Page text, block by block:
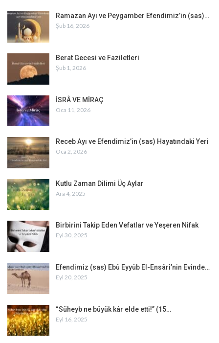
Ramazan Ayı ve Peygamber Efendimiz’in (sas)…
Şub 16, 2026
Berat Gecesi ve Faziletleri
Şub 1, 2026
İSRÂ VE MİRAÇ
Oca 11, 2026
Receb Ayı ve Efendimiz’in (sas) Hayatındaki Yeri
Oca 2, 2026
Kutlu Zaman Dilimi Üç Aylar
Ara 4, 2025
Birbirini Takip Eden Vefatlar ve Yeşeren Nifak
Eyl 30, 2025
Efendimiz (sas) Ebû Eyyûb El-Ensârî’nin Evinde…
Eyl 20, 2025
“Süheyb ne büyük kâr elde etti!” (15…
Eyl 16, 2025